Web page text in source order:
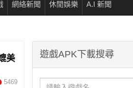
網絡新聞 休閒娛樂 A.I 新聞
美
5469
遊戲APK下載搜尋